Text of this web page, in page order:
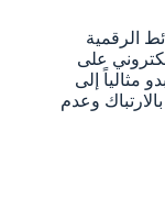
الرقمية
على
مثالياً إلى
وعدم